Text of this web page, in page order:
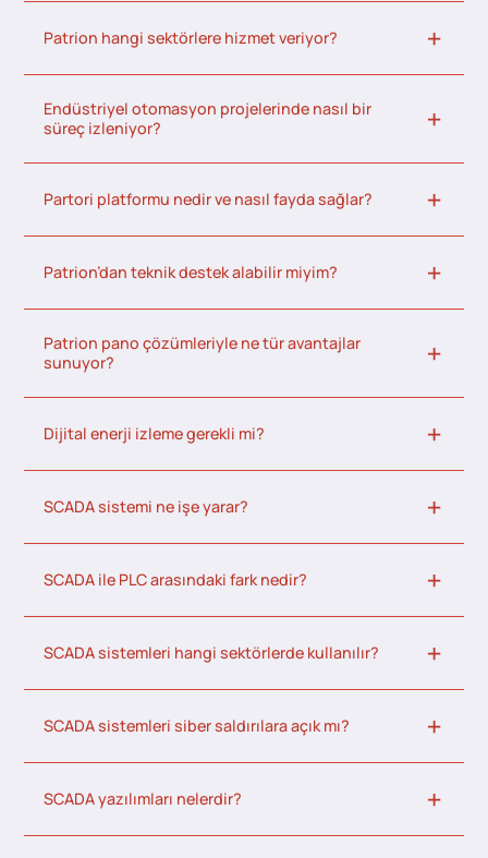
Patrion hangi sektörlere hizmet veriyor?
Endüstriyel otomasyon projelerinde nasıl bir
süreç izleniyor?
Partori platformu nedir ve nasıl fayda sağlar?
Patrion’dan teknik destek alabilir miyim?
Patrion pano çözümleriyle ne tür avantajlar
sunuyor?
Dijital enerji izleme gerekli mi?
SCADA sistemi ne işe yarar?
SCADA ile PLC arasındaki fark nedir?
SCADA sistemleri hangi sektörlerde kullanılır?
SCADA sistemleri siber saldırılara açık mı?
SCADA yazılımları nelerdir?